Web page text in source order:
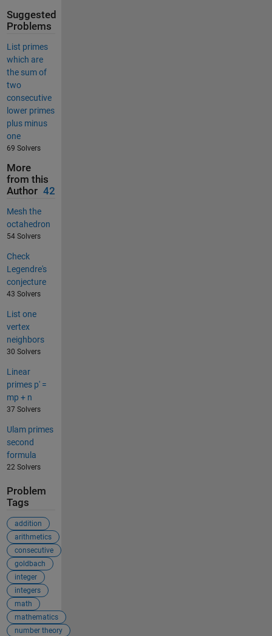
Suggested
Problems
List primes
which are
the sum of
two
consecutive
lower primes
plus minus
one
69 Solvers
More
from this
Author 42
Mesh the
octahedron
54 Solvers
Check
Legendre's
conjecture
43 Solvers
List one
vertex
neighbors
30 Solvers
Linear
primes p' =
mp + n
37 Solvers
Ulam primes
second
formula
22 Solvers
Problem
Tags
addition
arithmetics
consecutive
goldbach
integer
integers
math
mathematics
number theory